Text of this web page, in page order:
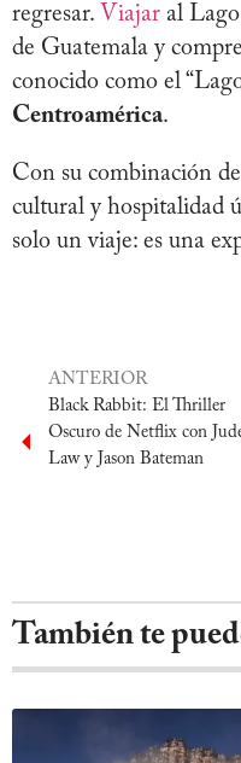
regresar. Viajar al
de Guatemala y
conocido como el
Centroamérica.
Con su combinación
cultural y hospitalidad
solo un viaje: es una
ANTERIOR
Black Rabbit: El Thriller
Oscuro de Netflix con
Law y Jason Bateman
También te